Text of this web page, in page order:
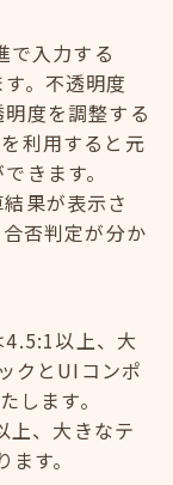
で入力する
。不透明度
度を調整する
利用すると元
きます。
果が表示さ
否判定が分か
以上、大
クとUIコンポ
します。
上、大きなテ
す。